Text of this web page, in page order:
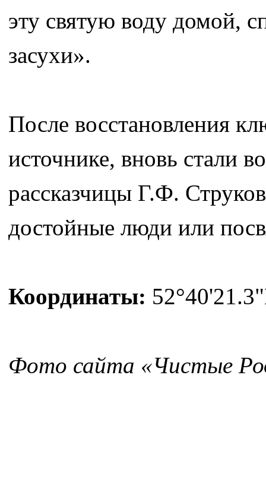
эту святую воду домой,
засухи».
После восстановления
источнике, вновь стали
рассказчицы Г.Ф.
достойные люди или
Координаты:
Фото сайта «Чистые